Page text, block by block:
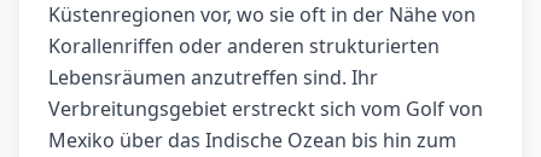
Küstenregionen vor, wo sie oft in der Nähe von
Korallenriffen oder anderen strukturierten
Lebensräumen anzutreffen sind. Ihr
Verbreitungsgebiet erstreckt sich vom Golf von
Mexiko über das Indische Ozean bis hin zum